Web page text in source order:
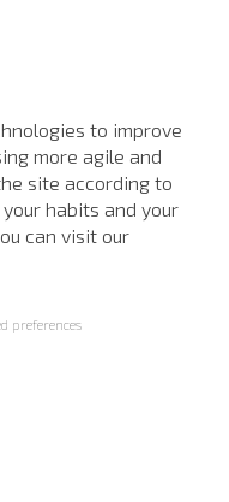
to improve
more agile and
site according to
habits and your
can visit our
preferences